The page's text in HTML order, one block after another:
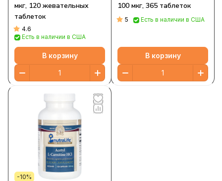
мкг, 120 жевательных
таблеток
4.6
Есть в наличии в США
В корзину
100 мкг, 365 таблеток
5 Есть в наличии в США
В корзину
-10%